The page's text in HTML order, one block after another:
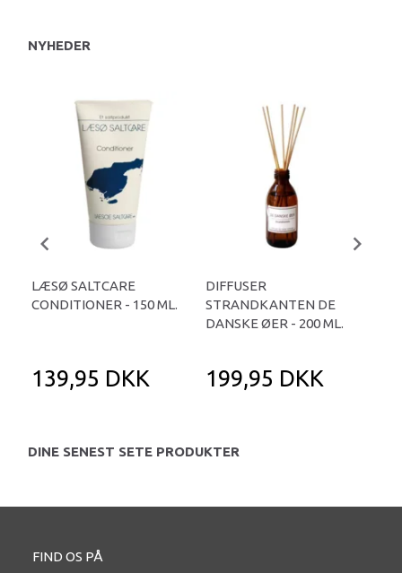
NYHEDER
LÆSØ SALTCARE
CONDITIONER - 150 ML.
139,95 DKK
DIFFUSER
STRANDKANTEN DE
DANSKE ØER - 200 ML.
199,95 DKK
DINE SENEST SETE PRODUKTER
FIND OS PÅ